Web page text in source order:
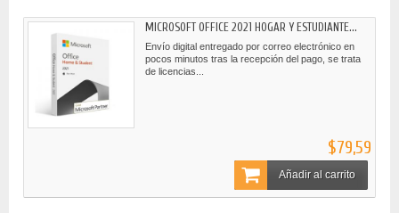
MICROSOFT OFFICE 2021 HOGAR Y ESTUDIANTE...
Envío digital entregado por correo electrónico en
pocos minutos tras la recepción del pago, se trata
de licencias...
$79,59
Añadir al carrito